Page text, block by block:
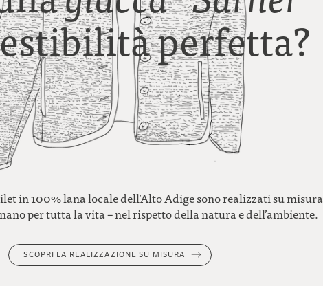
perfetta?
in 100% lana locale dell’Alto Adige sono realizzati su misura
per tutta la vita – nel rispetto della natura e dell’ambiente.
SCOPRI LA REALIZZAZIONE SU MISURA